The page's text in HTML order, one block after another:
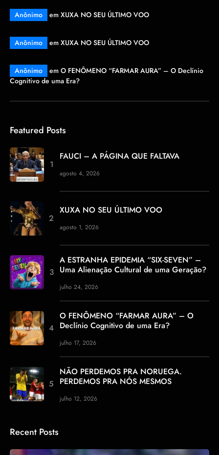
Anônimo em XUXA NO SEU ÚLTIMO VOO
Anônimo em XUXA NO SEU ÚLTIMO VOO
Anônimo em O FENÔMENO “FARMAR AURA” – O Declínio
Cognitivo de uma Era?
Featured Posts
FAUCI – A PÁGINA QUE FALTAVA
agosto 4, 2026
XUXA NO SEU ÚLTIMO VOO
agosto 1, 2026
A ESTRANHA EPIDEMIA “SIX-SEVEN” –
Uma Alienação Cultural de uma Geração?
julho 24, 2026
O FENÔMENO “FARMAR AURA” – O
Declínio Cognitivo de uma Era?
julho 17, 2026
NÃO PERDEMOS PRA NORUEGA.
PERDEMOS PRA NÓS MESMOS
julho 12, 2026
Recent Posts